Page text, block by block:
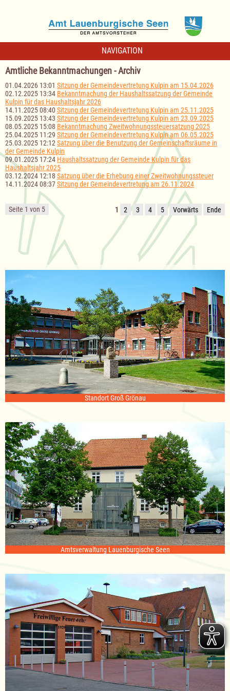
NAVIGATION
Amtliche Bekanntmachungen - Archiv
01.04.2026 13:01 Sitzung der Gemeindevertretung Kulpin am 15.04.2026
02.12.2025 13:34 Bekanntmachung der Haushaltssatzung der Gemeinde
Kulpin für das Haushaltsjahr 2026
14.11.2025 08:40 Sitzung der Gemeindevertretung Kulpin am 25.11.2025
15.09.2025 13:43 Sitzung der Gemeindevertretung Kulpin am 23.09.2025
08.05.2025 15:08 Bekanntmachung Zweitwohnungssteuersatzung 2025
25.04.2025 11:29 Sitzung der Gemeindevertretung Kulpin am 06.05.2025
25.03.2025 12:12 Satzung über die Benutzung der Gemeinschaftsräume in
der Gemeinde Kulpin
09.01.2025 17:24 Haushaltssatzung der Gemeinde Kulpin für das
Haushaltsjahr 2025
03.12.2024 12:18 Satzung über die Erhebung einer Zweitwohnungssteuer
14.11.2024 08:37Sitzung der Gemeindevertretung am 26.11.2024
Seite 1 von 5 1 2 3 4 5 Vorwärts Ende
Standort Groß Grönau
Amtsverwaltung Lauenburgische Seen